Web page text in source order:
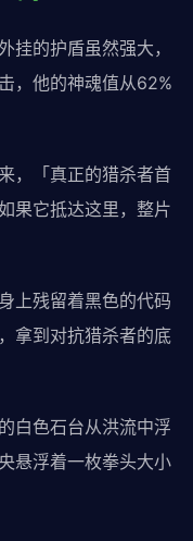
挂的护盾虽然强大，
，他的神魂值从62%
，「真正的猎杀者首
果它抵达这里，整片
上残留着黑色的代码
拿到对抗猎杀者的底
白色石台从洪流中浮
悬浮着一枚拳头大小